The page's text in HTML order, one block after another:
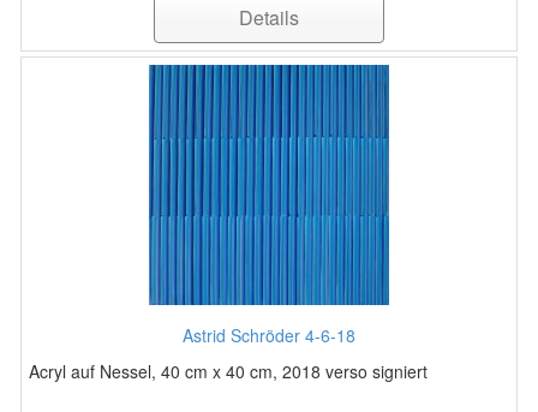
Details
Astrid Schröder 4-6-18
Acryl auf Nessel, 40 cm x 40 cm, 2018 verso signiert